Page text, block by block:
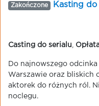
Zakończone Kasting do
Casting do serialu
Do najnowszego
Warszawie oraz bliskich
aktorek do różnych ról.
noclegu.